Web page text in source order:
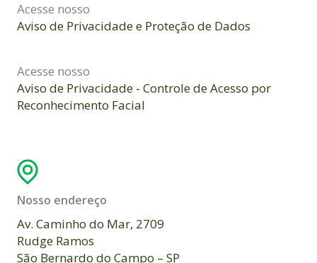
Acesse nosso
Aviso de Privacidade e Proteção de Dados
Acesse nosso
Aviso de Privacidade - Controle de Acesso por
Reconhecimento Facial
Nosso endereço
Av. Caminho do Mar, 2709
Rudge Ramos
São Bernardo do Campo – SP